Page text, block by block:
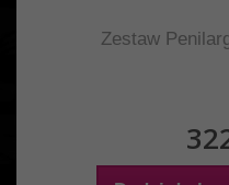
Zestaw